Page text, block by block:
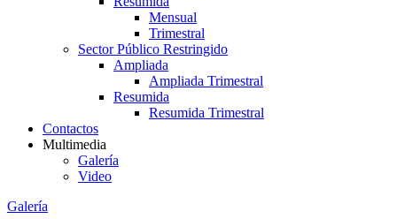
Mensual
Trimestral
Sector Público Restringido
Ampliada
Ampliada Trimestral
Resumida
Resumida Trimestral
Contactos
Multimedia
Galería
Video
Galería